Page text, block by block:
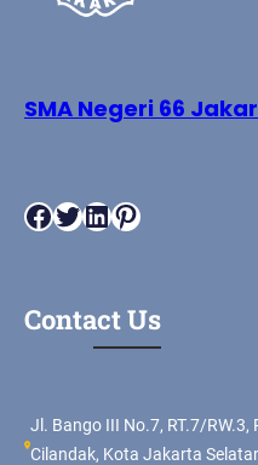
SMA Negeri 66
Facebook Twitter LinkedIn Pinterest
Contact Us
Jl. Bango III No.7, RT.7/RW.3,
Cilandak, Kota Jakarta